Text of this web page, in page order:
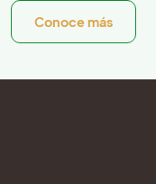
Conoce más